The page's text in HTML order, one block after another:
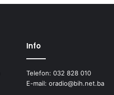
Info
Telefon: 032 828 010
E-mail: oradio@bih.net.ba